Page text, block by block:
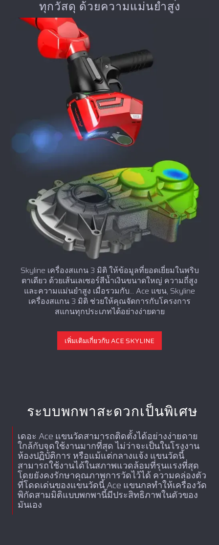
ทุกวัสดุ ด้วยความแม่นยำสูง
Skyline เครื่องสแกน 3 มิติ ให้ข้อมูลที่ยอดเยี่ยมในพริบ
ตาเดียว ด้วยเส้นเลเซอร์สีน้ำเงินขนาดใหญ่ ความถี่สูง
และความแม่นยำสูง เมื่อรวมกับ... Ace แขน, Skyline
เครื่องสแกน 3 มิติ ช่วยให้คุณจัดการกับโครงการ
สแกนทุกประเภทได้อย่างง่ายดาย
เพิ่มเติมเกี่ยวกับ ACE SKYLINE
ระบบพกพาสะดวกเป็นพิเศษ
เดอะ Ace แขนวัดสามารถติดตั้งได้อย่างง่ายดาย
ใกล้กับจุดใช้งานมากที่สุด ไม่ว่าจะเป็นในโรงงาน
ห้องปฏิบัติการ หรือแม้แต่กลางแจ้ง แขนวัดนี้
สามารถใช้งานได้ในสภาพแวดล้อมที่รุนแรงที่สุด
โดยยังคงรักษาคุณภาพการวัดไว้ได้ ความคล่องตัว
ที่โดดเด่นของแขนวัดนี้ Ace แขนกลทำให้เครื่องวัด
พิกัดสามมิติแบบพกพานี้มีประสิทธิภาพในตัวของ
มันเอง